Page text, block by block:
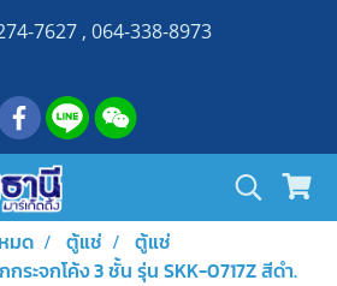
7627 , 064-338-8973
มด ตู้แช่
ตู้แช่
กระจกโค้ง 3 ชั้น รุ่น SKK-0717Z สีดำ.